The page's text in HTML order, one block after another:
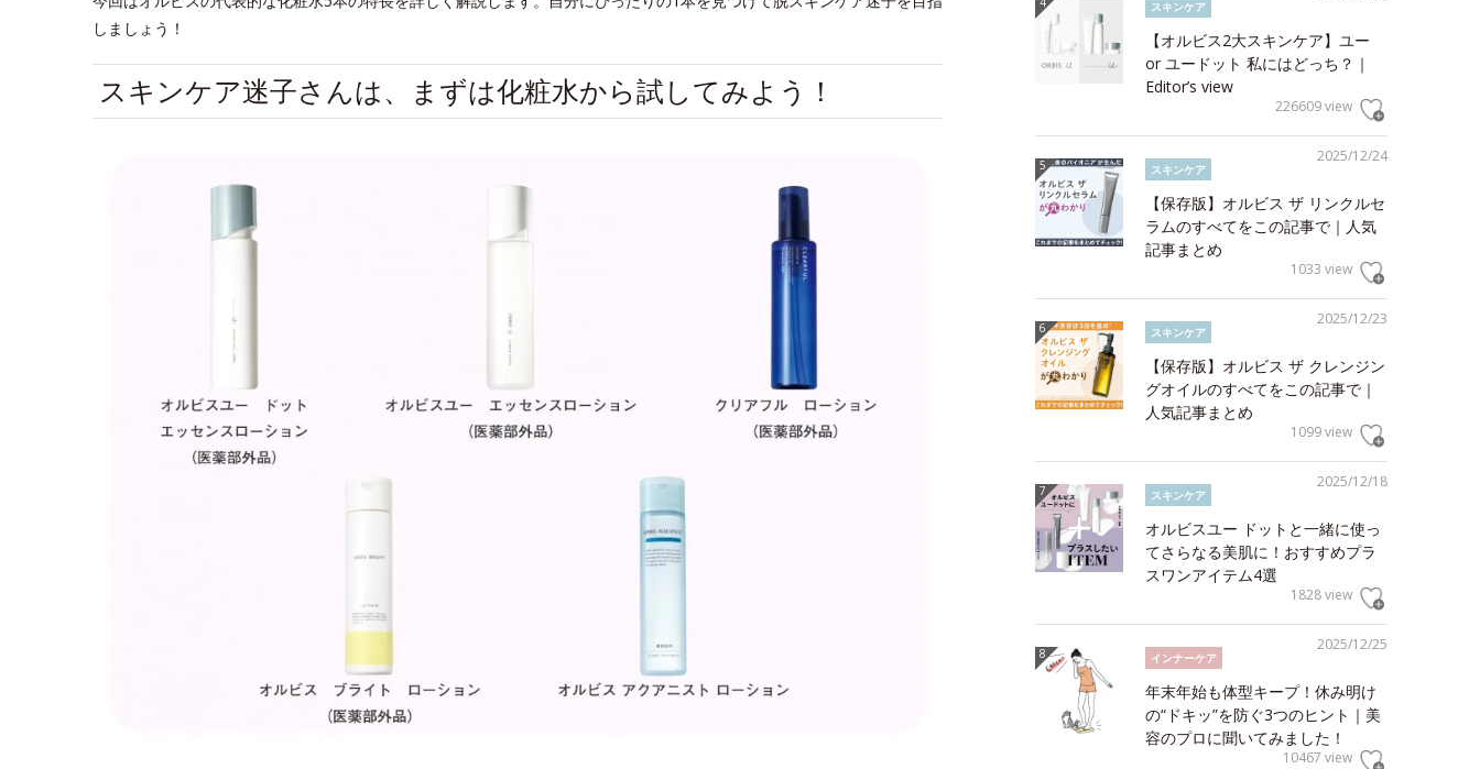
しましょう！
スキンケア迷子さんは、まずは化粧水から試してみよう！
スキンケア
【オルビス2大スキンケア】ユー
or ユードット 私にはどっち？｜
Editor’s view
226609 view
2025/12/24
スキンケア
【保存版】オルビス ザ リンクルセ
ラムのすべてをこの記事で｜人気
記事まとめ
1033 view
2025/12/23
スキンケア
【保存版】オルビス ザ クレンジン
グオイルのすべてをこの記事で｜
人気記事まとめ
1099 view
2025/12/18
スキンケア
オルビスユー ドットと一緒に使っ
てさらなる美肌に！おすすめプラ
スワンアイテム4選
1828 view
2025/12/25
インナーケア
年末年始も体型キープ！休み明け
の“ドキッ”を防ぐ3つのヒント｜美
容のプロに聞いてみました！
10467 view